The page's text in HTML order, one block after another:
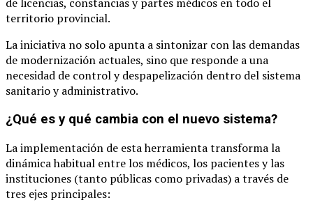
de licencias, constancias y partes médicos en todo el
territorio provincial.
La iniciativa no solo apunta a sintonizar con las demandas
de modernización actuales, sino que responde a una
necesidad de control y despapelización dentro del sistema
sanitario y administrativo.
¿Qué es y qué cambia con el nuevo sistema?
La implementación de esta herramienta transforma la
dinámica habitual entre los médicos, los pacientes y las
instituciones (tanto públicas como privadas) a través de
tres ejes principales: